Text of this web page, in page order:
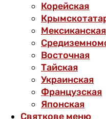
Корейская
Мексиканская
Восточная
Тайская
Украинская
Французская
Японская
Святкове меню